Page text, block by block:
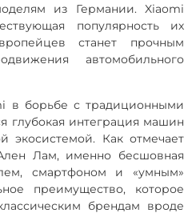
из Германии. Xiaomi
популярность их
станет прочным
автомобильного
в борьбе с традиционными
глубокая интеграция машин
экосистемой. Как отмечает
Лам, именно бесшовная
смартфоном и «умным»
преимущество, которое
брендам вроде